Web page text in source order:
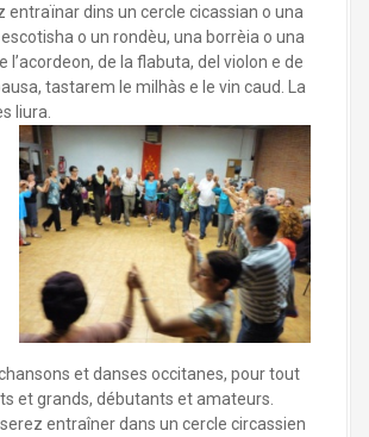
entraïnar dins un cercle cicassian o una
o un rondèu, una borrèia o una
l’acordeon, de la flabuta, del violon e de
tastarem le milhàs e le vin caud. La
liura.
et danses occitanes, pour tout
et grands, débutants et amateurs.
entraîner dans un cercle circassien